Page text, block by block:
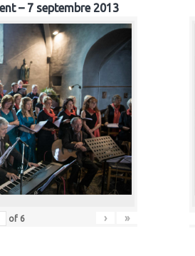
– 7 septembre 2013
of 6 › »